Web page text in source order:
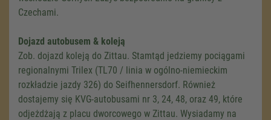
Czechami.
Dojazd autobusem & koleją
Zob. dojazd koleją do Zittau. Stamtąd jedziemy pociągami
regionalnymi Trilex (TL70 / linia w ogólno-niemieckim
rozkładzie jazdy 326) do Seifhennersdorf. Również
dostajemy się KVG-autobusami nr 3, 24, 48, oraz 49, które
odjeżdżają z placu dworcowego w Zittau. Wysiadamy na